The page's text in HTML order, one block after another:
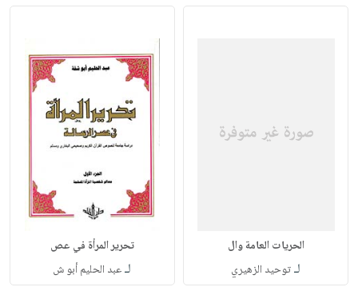
الحريات العامة وال
لـتوحيد الزهيري
تحرير المرأة في عص
لـعبد الحليم أبو ش